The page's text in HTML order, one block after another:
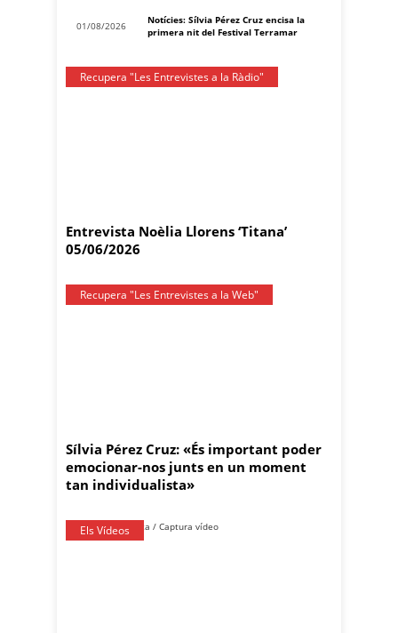
01/08/2026
Notícies: Sílvia Pérez Cruz encisa la
primera nit del Festival Terramar
Recupera "Les Entrevistes a la Ràdio"
Entrevista Noèlia Llorens ‘Titana’
05/06/2026
Recupera "Les Entrevistes a la Web"
Sílvia Pérez Cruz: «És important poder
emocionar-nos junts en un moment
tan individualista»
Els Vídeos